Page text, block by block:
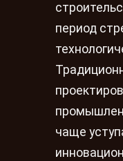
период
чаще